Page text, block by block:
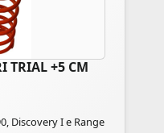
TRIAL +5 CM
Discovery I e Range